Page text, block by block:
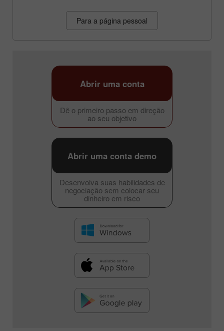
Para a página pessoal
Dê o primeiro passo em direção
ao seu objetivo
Abrir uma conta
Desenvolva suas habilidades de
negociação sem colocar seu
dinheiro em risco
Abrir uma conta demo